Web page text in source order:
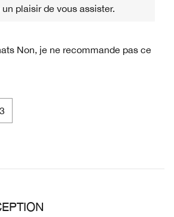
plaisir de vous assister.
Non, je ne recommande pas ce
3